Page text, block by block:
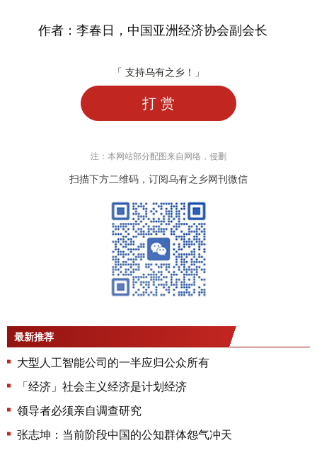
作者：李春日，中国亚洲经济协会副会长
「 支持乌有之乡！」
打 赏
注：本网站部分配图来自网络，侵删
扫描下方二维码，订阅乌有之乡网刊微信
最新推荐
大型人工智能公司的一半应归公众所有
「经济」社会主义经济是计划经济
领导者必须亲自调查研究
张志坤：当前阶段中国的公知群体怨气冲天